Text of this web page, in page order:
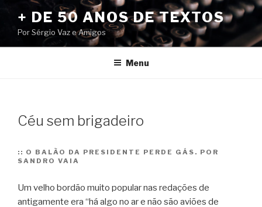
conteúdo
+ DE 50 ANOS DE TEXTOS
Por Sérgio Vaz e Amigos
Menu
Céu sem brigadeiro
:: O BALÃO DA PRESIDENTE PERDE GÁS. POR
SANDRO VAIA
Um velho bordão muito popular nas redações de
antigamente era “há algo no ar e não são aviões de